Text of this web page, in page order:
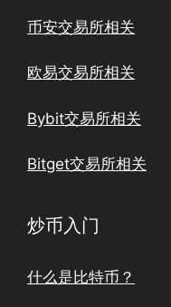
币安交易所相关
欧易交易所相关
Bybit交易所相关
Bitget交易所相关
炒币入门
什么是比特币？